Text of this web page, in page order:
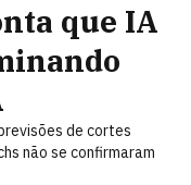
que IA
de cortes
não se confirmaram